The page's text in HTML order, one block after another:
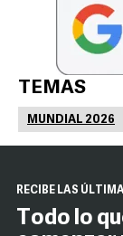
TEMAS
MUNDIAL 2026
RECIBE LAS
Todo lo